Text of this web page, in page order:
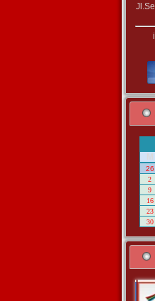
M
26
2
9
16
23
30